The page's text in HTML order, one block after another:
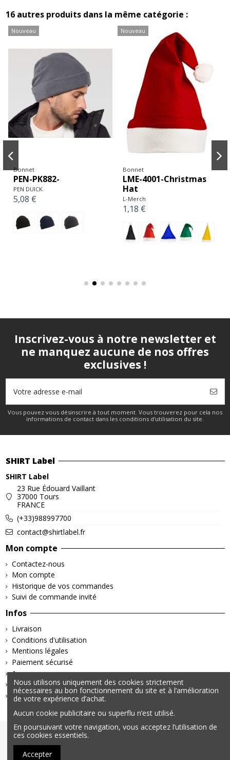
16 autres produits dans la même catégorie :
Nouveau
Bonnet
PEN-PK882-
PEN DUICK
5,08 €
Nouveau
Bonnet
LME-4001-Christmas
Hat
L-Merch
1,18 €
Inscrivez-vous à notre newsletter et
ne manquez aucune de nos offres
exclusives !
Vous pouvez vous désinscrire à tout moment. Vous trouverez pour cela nos
informations de contact dans les conditions d'utilisation du site.
SHIRT Label
SHIRT Label
23 Rue Édouard Vaillant
37000 Tours
FRANCE
(+33)988997700
contact@shirtlabel.fr
Mon compte
Contactez-nous
Mon compte
Historique de vos commandes
Suivi de commande invité
Infos
Livraison
Conditions d'utilisation
Mentions légales
Paiement sécurisé
A propos
Retours & Remboursements
Politique de confidentialité
© 2025 – Tous droits réservés | Données personnelles &
Nous utilisons uniquement des cookies strictement
nécessaires au bon fonctionnement du site et à l’amélioration
de votre expérience d’achat.
Aucun cookie publicitaire ou superflu n’est utilisé.
En poursuivant votre navigation, vous acceptez l’utilisation de
ces cookies essentiels.
Accepter